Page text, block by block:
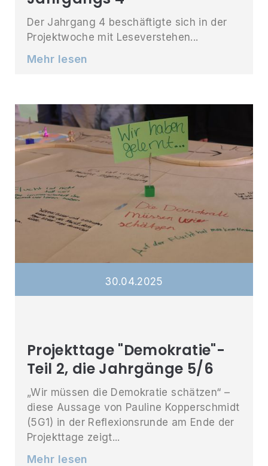
Der Jahrgang 4 beschäftigte sich in der
Projektwoche mit Leseverstehen...
Mehr lesen
30.04.2025
Projekttage "Demokratie"-
Teil 2, die Jahrgänge 5/6
„Wir müssen die Demokratie schätzen“ –
diese Aussage von Pauline Kopperschmidt
(5G1) in der Reflexionsrunde am Ende der
Projekttage zeigt...
Mehr lesen